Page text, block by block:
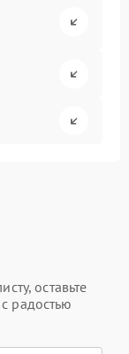
оставьте
радостью